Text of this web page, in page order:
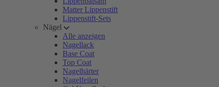
Matter Lippenstift
Lippenstift-Sets
Nägel
Alle anzeigen
Nagellack
Base Coat
Top Coat
Nagelhärter
Nagelfeilen